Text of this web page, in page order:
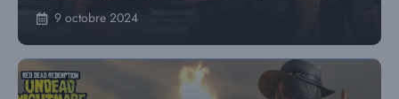
9 octobre 2024